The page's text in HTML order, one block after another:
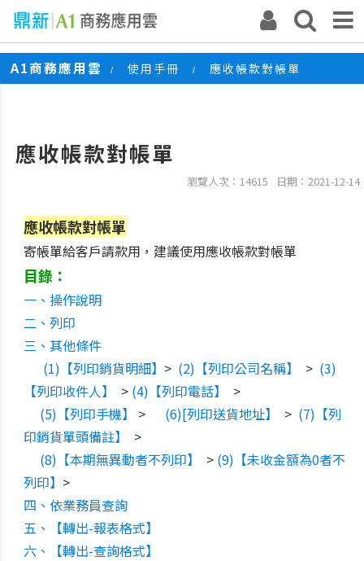
A1商務應用雲 / 使用手冊 / 應收帳款對帳單
應收帳款對帳單
瀏覽人次：14615 日期：2021-12-14
應收帳款對帳單
寄帳單給客戶請款用，建議使用應收帳款對帳單
目錄：
一、操作說明
二、列印
三、其他條件
(1)【列印銷貨明細】 > (2)【列印公司名稱】 > (3)
【列印收件人】
> (4)【列印電話】
>
(5)【列印手機】
> (6)[列印送貨地址】 > (7)【列
印銷貨單頭備註】
>
(8)【本期無異動者不列印】
> (9)【未收金額為0者不
列印】 >
四、依業務員查詢
五、【轉出-報表格式】
六、【轉出-查詢格式】